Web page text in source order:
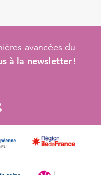
avancées du
à la newsletter !